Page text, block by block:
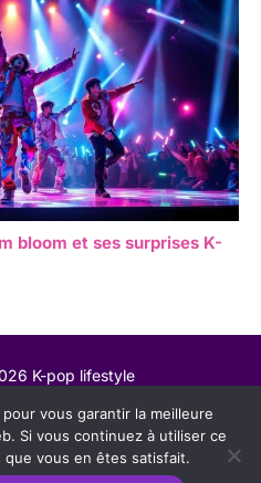
bloom et ses surprises K-
K-pop lifestyle
légales
confidentialité
vous garantir la meilleure
Si vous continuez à utiliser ce
vous en êtes satisfait.